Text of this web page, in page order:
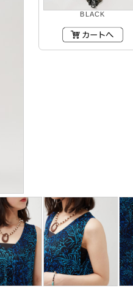
BLACK